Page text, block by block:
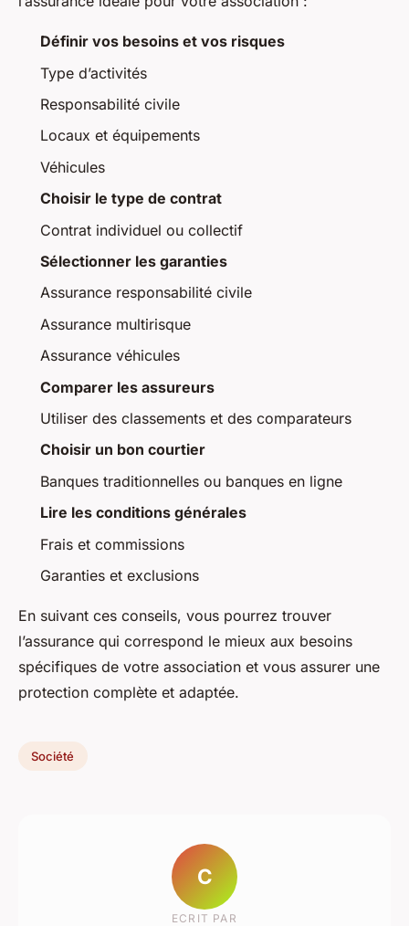
Définir vos besoins et vos risques
Type d’activités
Responsabilité civile
Locaux et équipements
Véhicules
Choisir le type de contrat
Contrat individuel ou collectif
Sélectionner les garanties
Assurance responsabilité civile
Assurance multirisque
Assurance véhicules
Comparer les assureurs
Utiliser des classements et des comparateurs
Choisir un bon courtier
Banques traditionnelles ou banques en ligne
Lire les conditions générales
Frais et commissions
Garanties et exclusions
En suivant ces conseils, vous pourrez trouver
l’assurance qui correspond le mieux aux besoins
spécifiques de votre association et vous assurer une
protection complète et adaptée.
Société
C
ECRIT PAR